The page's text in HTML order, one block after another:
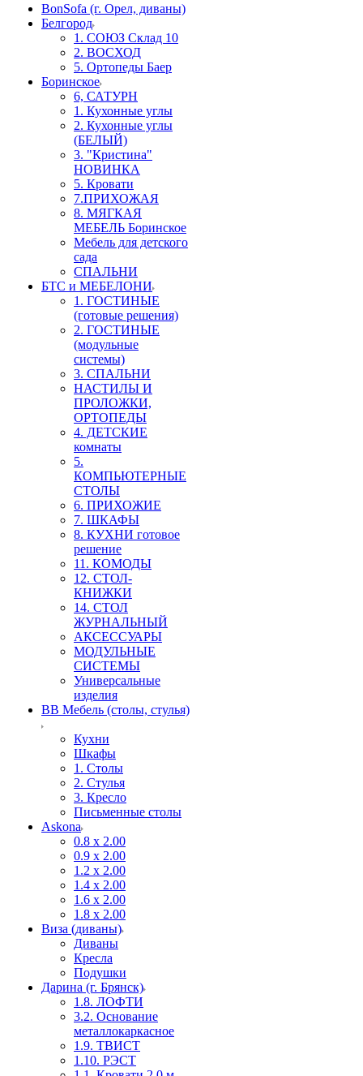
BonSofa (г. Орел, диваны)
Белгород
1. СОЮЗ Склад 10
2. ВОСХОД
5. Ортопеды Баер
Боринское
6, САТУРН
1. Кухонные углы
2. Кухонные углы
(БЕЛЫЙ)
3. "Кристина"
НОВИНКА
5. Кровати
7.ПРИХОЖАЯ
8. МЯГКАЯ
МЕБЕЛЬ Боринское
Мебель для детского
сада
СПАЛЬНИ
БТС и МЕБЕЛОНИ
1. ГОСТИНЫЕ
(готовые решения)
2. ГОСТИНЫЕ
(модульные
системы)
3. СПАЛЬНИ
НАСТИЛЫ И
ПРОЛОЖКИ,
ОРТОПЕДЫ
4. ДЕТСКИЕ
комнаты
5.
КОМПЬЮТЕРНЫЕ
СТОЛЫ
6. ПРИХОЖИЕ
7. ШКАФЫ
8. КУХНИ готовое
решение
11. КОМОДЫ
12. СТОЛ-
КНИЖКИ
14. СТОЛ
ЖУРНАЛЬНЫЙ
АКСЕССУАРЫ
МОДУЛЬНЫЕ
СИСТЕМЫ
Универсальные
изделия
ВВ Мебель (столы, стулья)
Кухни
Шкафы
1. Столы
2. Стулья
3. Кресло
Письменные столы
Askona
0.8 х 2.00
0.9 х 2.00
1.2 х 2.00
1.4 х 2.00
1.6 х 2.00
1.8 х 2.00
Виза (диваны)
Диваны
Кресла
Подушки
Дарина (г. Брянск)
1.8. ЛОФТИ
3.2. Основание
металлокаркасное
1.9. ТВИСТ
1.10. РЭСТ